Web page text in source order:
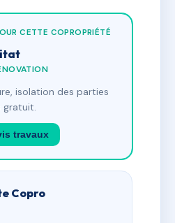
CETTE COPROPRIÉTÉ
isolation des parties
gratuit.
travaux
Copro